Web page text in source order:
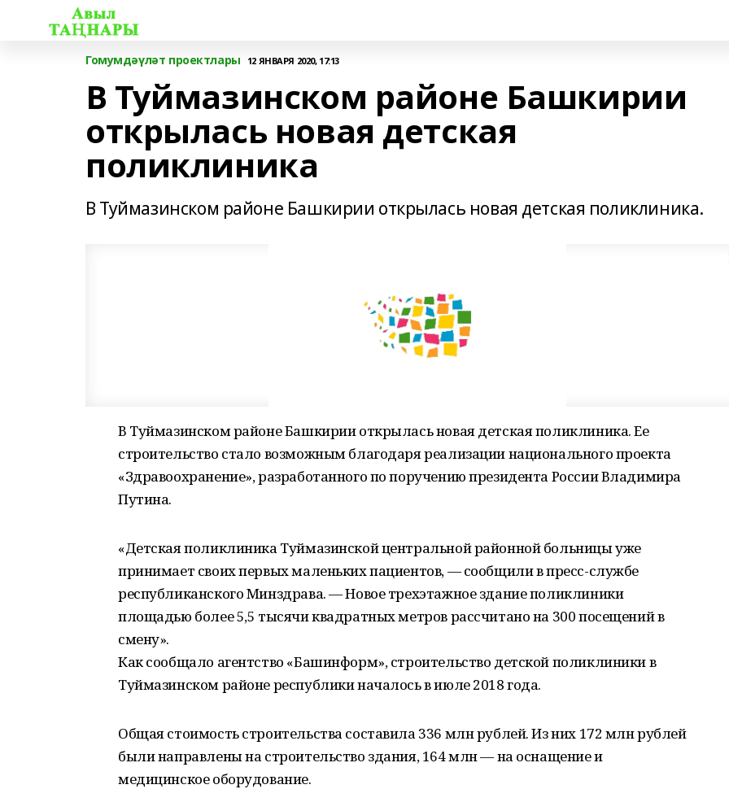
Гомумдәүләт проектлары 12 ЯНВАРЯ 2020, 17:13
В Туймазинском районе Башкирии
открылась новая детская
поликлиника
В Туймазинском районе Башкирии открылась новая детская поликлиника.
В Туймазинском районе Башкирии открылась новая детская поликлиника. Ее
строительство стало возможным благодаря реализации национального проекта
«Здравоохранение», разработанного по поручению президента России Владимира
Путина.
«Детская поликлиника Туймазинской центральной районной больницы уже
принимает своих первых маленьких пациентов, — сообщили в пресс-службе
республиканского Минздрава. — Новое трехэтажное здание поликлиники
площадью более 5,5 тысячи квадратных метров рассчитано на 300 посещений в
смену».
Как сообщало агентство «Башинформ», строительство детской поликлиники в
Туймазинском районе республики началось в июле 2018 года.
Общая стоимость строительства составила 336 млн рублей. Из них 172 млн рублей
были направлены на строительство здания, 164 млн — на оснащение и
медицинское оборудование.